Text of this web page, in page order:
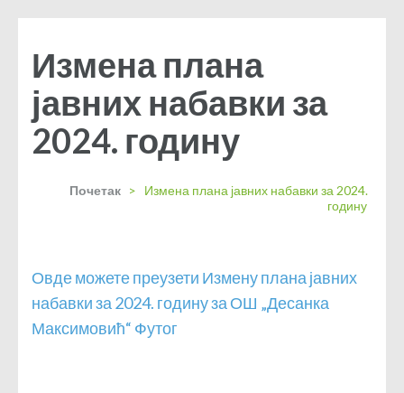
Измена плана
јавних набавки за
2024. годину
Почетак >
Измена плана јавних набавки за 2024.
годину
Овде можете преузети Измену плана јавних
набавки за 2024. годину за ОШ „Десанка
Максимовић“ Футог